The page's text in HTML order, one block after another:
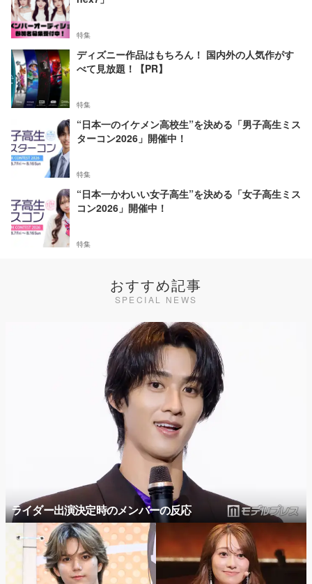
特集
ディズニー作品はもちろん！ 国内外の人気作がす
べて見放題！【PR】
特集
“日本一のイケメン高校生”を決める「男子高生ミス
ターコン2026」開催中！
特集
“日本一かわいい女子高生”を決める「女子高生ミス
コン2026」開催中！
特集
おすすめ記事
SPECIAL NEWS
ライダー出演決定時のメンバーの反応